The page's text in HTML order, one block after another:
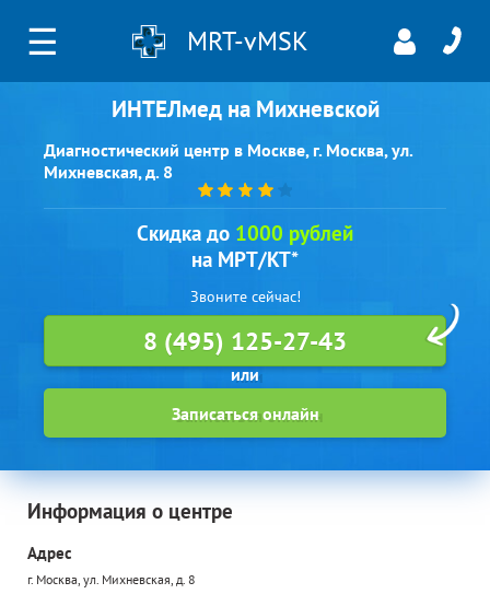
☰ MRT-vMSK
ИНТЕЛмед на Михневской
Диагностический центр в Москве, г. Москва, ул.
Михневская, д. 8
Скидка до 1000 рублей
на МРТ/КТ*
Звоните сейчас!
8 (495) 125-27-43
Записаться онлайн
Информация о центре
Адрес
г. Москва, ул. Михневская, д. 8